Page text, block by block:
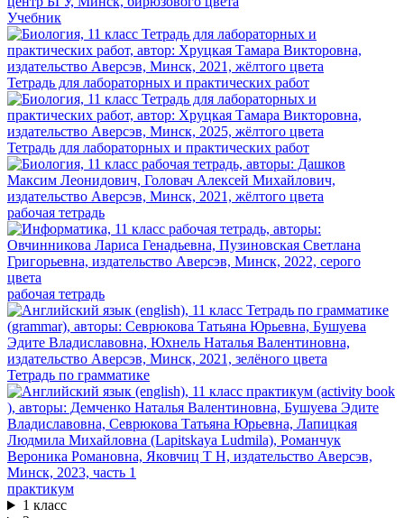
Учебник
Тетрадь для лабораторных и практических работ
Тетрадь для лабораторных и практических работ
рабочая тетрадь
рабочая тетрадь
Тетрадь по грамматике
практикум
1 класс